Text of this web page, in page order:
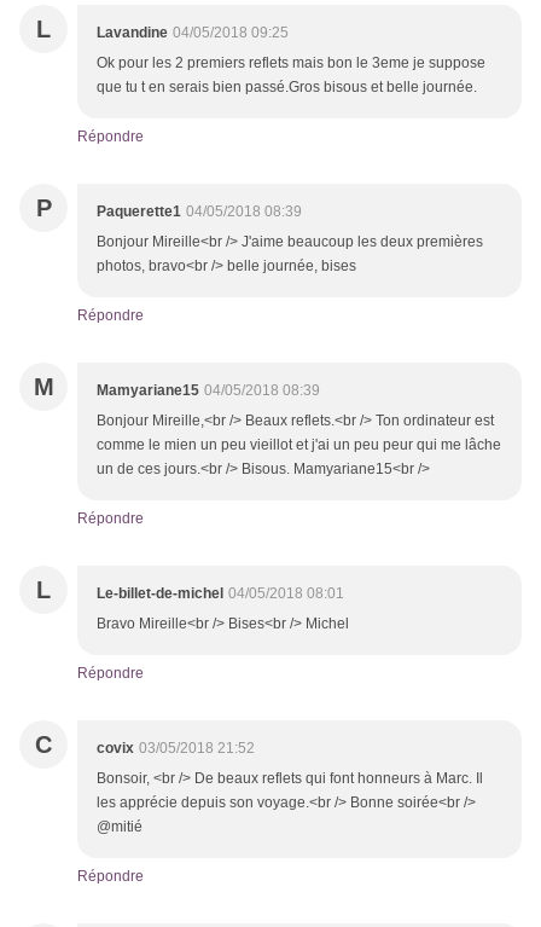
L Lavandine 04/05/2018 09:25
Ok pour les 2 premiers reflets mais bon le 3eme je suppose
que tu t en serais bien passé.Gros bisous et belle journée.
Répondre
P Paquerette1 04/05/2018 08:39
Bonjour Mireille<br /> J'aime beaucoup les deux premières
photos, bravo<br /> belle journée, bises
Répondre
M Mamyariane15 04/05/2018 08:39
Bonjour Mireille,<br /> Beaux reflets.<br /> Ton ordinateur est
comme le mien un peu vieillot et j'ai un peu peur qui me lâche
un de ces jours.<br /> Bisous. Mamyariane15<br />
Répondre
L Le-billet-de-michel 04/05/2018 08:01
Bravo Mireille<br /> Bises<br /> Michel
Répondre
C covix 03/05/2018 21:52
Bonsoir, <br /> De beaux reflets qui font honneurs à Marc. Il
les apprécie depuis son voyage.<br /> Bonne soirée<br />
@mitié
Répondre